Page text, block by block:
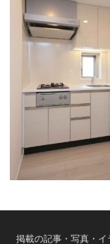
掲載の記事・写真・